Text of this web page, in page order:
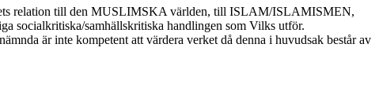
relation till den MUSLIMSKA världen, till ISLAM/ISLAMISMEN,
socialkritiska/samhällskritiska handlingen som Vilks utför.
är inte kompetent att värdera verket då denna i huvudsak består av